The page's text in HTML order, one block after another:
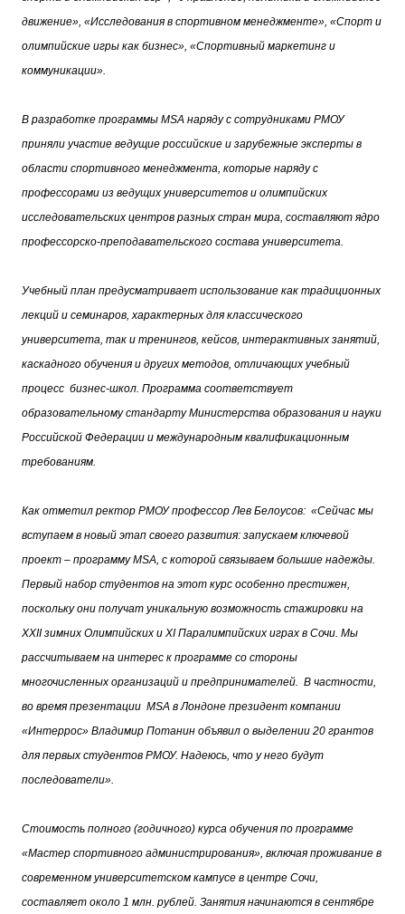
движение», «Исследования в спортивном менеджменте», «Спорт и
олимпийские игры как бизнес», «Спортивный маркетинг и
коммуникации».
В разработке программы MSA наряду с сотрудниками РМОУ
приняли участие ведущие российские и зарубежные эксперты в
области спортивного менеджмента, которые наряду с
профессорами из ведущих университетов и олимпийских
исследовательских центров разных стран мира, составляют ядро
профессорско-преподавательского состава университета.
Учебный план предусматривает использование как традиционных
лекций и семинаров, характерных для классического
университета, так и тренингов, кейсов, интерактивных занятий,
каскадного обучения и других методов, отличающих учебный
процесс бизнес-школ. Программа соответствует
образовательному стандарту Министерства образования и науки
Российской Федерации и международным квалификационным
требованиям.
Как отметил ректор РМОУ профессор Лев Белоусов: «Сейчас мы
вступаем в новый этап своего развития: запускаем ключевой
проект – программу MSA, с которой связываем большие надежды.
Первый набор студентов на этот курс особенно престижен,
поскольку они получат уникальную возможность стажировки на
XXII зимних Олимпийских и XI Паралимпийских играх в Сочи. Мы
рассчитываем на интерес к программе со стороны
многочисленных организаций и предпринимателей. В частности,
во время презентации MSA в Лондоне президент компании
«Интеррос» Владимир Потанин объявил о выделении 20 грантов
для первых студентов РМОУ. Надеюсь, что у него будут
последователи».
Стоимость полного (годичного) курса обучения по программе
«Мастер спортивного администрирования», включая проживание в
современном университетском кампусе в центре Сочи,
составляет около 1 млн. рублей. Занятия начинаются в сентябре